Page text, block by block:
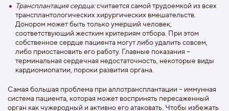
Трансплантация сердца:считается самой трудоемкой из всех
трансплантологических хирургических вмешательств.
Донором может быть только умерший человек,
соответствующий жестким критериям отбора. При этом
собственное сердце пациента могут либо удалить совсем,
либо приостановить его работу. Главные показания –
терминальная сердечная недостаточность, некоторые виды
кардиомиопатии, пороки развития органа.
Самая большая проблема при аллотрансплантации – иммунная
система пациента, которая может воспринять пересаженный
орган как чужеродный и активно его атаковать. Чтобы избежать